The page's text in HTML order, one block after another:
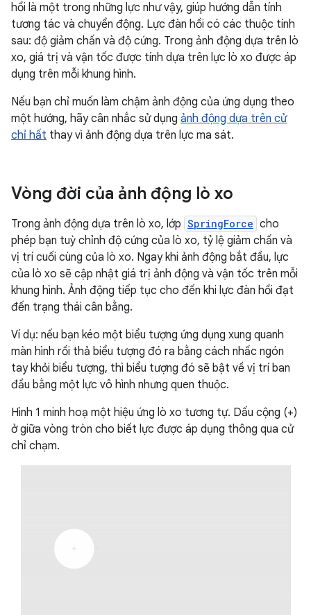
hồi là một trong những lực như vậy, giúp hướng dẫn tính
tương tác và chuyển động. Lực đàn hồi có các thuộc tính
sau: độ giảm chấn và độ cứng. Trong ảnh động dựa trên lò
xo, giá trị và vận tốc được tính dựa trên lực lò xo được áp
dụng trên mỗi khung hình.
Nếu bạn chỉ muốn làm chậm ảnh động của ứng dụng theo
một hướng, hãy cân nhắc sử dụng ảnh động dựa trên cử
chỉ hất thay vì ảnh động dựa trên lực ma sát.
Vòng đời của ảnh động lò xo
Trong ảnh động dựa trên lò xo, lớp SpringForce cho
phép bạn tuỳ chỉnh độ cứng của lò xo, tỷ lệ giảm chấn và
vị trí cuối cùng của lò xo. Ngay khi ảnh động bắt đầu, lực
của lò xo sẽ cập nhật giá trị ảnh động và vận tốc trên mỗi
khung hình. Ảnh động tiếp tục cho đến khi lực đàn hồi đạt
đến trạng thái cân bằng.
Ví dụ: nếu bạn kéo một biểu tượng ứng dụng xung quanh
màn hình rồi thả biểu tượng đó ra bằng cách nhấc ngón
tay khỏi biểu tượng, thì biểu tượng đó sẽ bật về vị trí ban
đầu bằng một lực vô hình nhưng quen thuộc.
Hình 1 minh hoạ một hiệu ứng lò xo tương tự. Dấu cộng (+)
ở giữa vòng tròn cho biết lực được áp dụng thông qua cử
chỉ chạm.